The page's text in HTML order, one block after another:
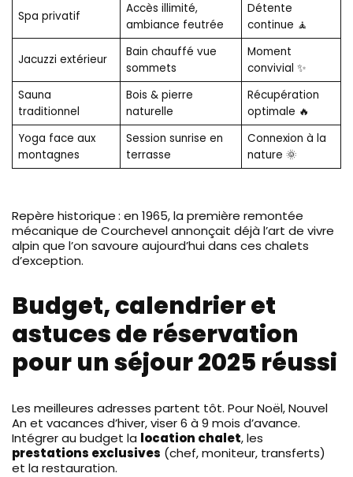
Spa privatif
Accès illimité,
ambiance feutrée
Détente
continue 🧘
Jacuzzi extérieur
Bain chauffé vue
sommets
Moment
convivial ✨
Sauna
traditionnel
Bois & pierre
naturelle
Récupération
optimale 🔥
Yoga face aux
montagnes
Session sunrise en
terrasse
Connexion à la
nature 🌞
Repère historique : en 1965, la première remontée
mécanique de Courchevel annonçait déjà l’art de vivre
alpin que l’on savoure aujourd’hui dans ces chalets
d’exception.
Budget, calendrier et
astuces de réservation
pour un séjour 2025 réussi
Les meilleures adresses partent tôt. Pour Noël, Nouvel
An et vacances d’hiver, viser 6 à 9 mois d’avance.
Intégrer au budget la location chalet, les
prestations exclusives (chef, moniteur, transferts)
et la restauration.